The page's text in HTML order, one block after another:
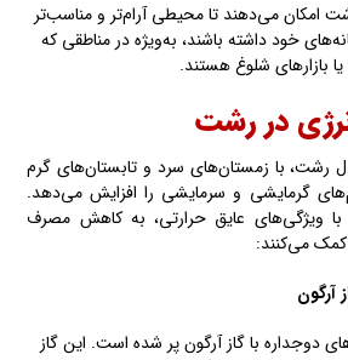
امکان می‌دهند تا محیطی آرام‌تر و مناسب‌تر
خود داشته باشند، به‌ویژه در مناطقی که
بازارهای شلوغ هستند.
در رشت
رشت، با زمستان‌های سرد و تابستان‌های گرم
گرمایشی و سرمایشی را افزایش می‌دهد.
با ویژگی‌های عایق حرارتی، به کاهش مصرف
کمک می‌کنند:
آرگون
دوجداره با گاز آرگون پر شده است. این گاز